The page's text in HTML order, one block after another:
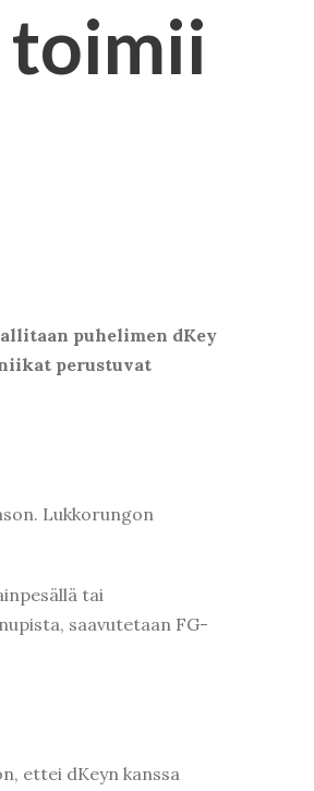
toimii
puhelimen dKey
perustuvat
Lukkorungon
tai
saavutetaan FG-
ettei dKeyn kanssa